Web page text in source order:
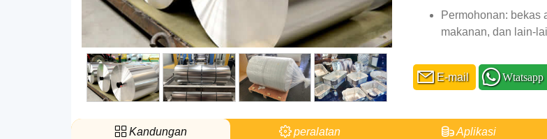
Permohonan: bekas
makanan, dan lain-
E-mail Wtatsapp
Kandungan peralatan Aplikasi